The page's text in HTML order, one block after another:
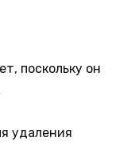
поскольку он
удаления